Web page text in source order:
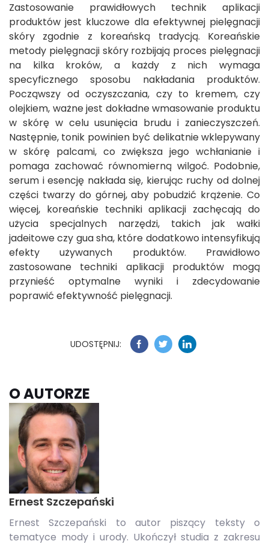
Zastosowanie prawidłowych technik aplikacji
produktów jest kluczowe dla efektywnej pielęgnacji
skóry zgodnie z koreańską tradycją. Koreańskie
metody pielęgnacji skóry rozbijają proces pielęgnacji
na kilka kroków, a każdy z nich wymaga
specyficznego sposobu nakładania produktów.
Począwszy od oczyszczania, czy to kremem, czy
olejkiem, ważne jest dokładne wmasowanie produktu
w skórę w celu usunięcia brudu i zanieczyszczeń.
Następnie, tonik powinien być delikatnie wklepywany
w skórę palcami, co zwiększa jego wchłanianie i
pomaga zachować równomierną wilgoć. Podobnie,
serum i esencję nakłada się, kierując ruchy od dolnej
części twarzy do górnej, aby pobudzić krążenie. Co
więcej, koreańskie techniki aplikacji zachęcają do
użycia specjalnych narzędzi, takich jak wałki
jadeitowe czy gua sha, które dodatkowo intensyfikują
efekty używanych produktów. Prawidłowo
zastosowane techniki aplikacji produktów mogą
przynieść optymalne wyniki i zdecydowanie
poprawić efektywność pielęgnacji.
UDOSTĘPNIJ:
O AUTORZE
Ernest Szczepański
Ernest Szczepański to autor piszący teksty o
tematyce mody i urody. Ukończył studia z zakresu